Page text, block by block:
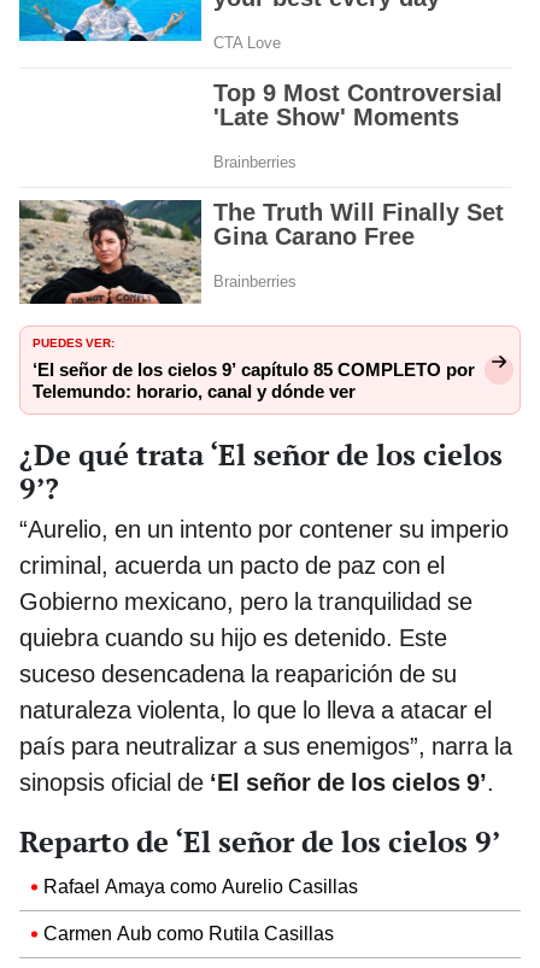
PUEDES VER:
‘El señor de los cielos 9’ capítulo 85 COMPLETO por
Telemundo: horario, canal y dónde ver
¿De qué trata ‘El señor de los cielos
9’?
“Aurelio, en un intento por contener su imperio
criminal, acuerda un pacto de paz con el
Gobierno mexicano, pero la tranquilidad se
quiebra cuando su hijo es detenido. Este
suceso desencadena la reaparición de su
naturaleza violenta, lo que lo lleva a atacar el
país para neutralizar a sus enemigos”, narra la
sinopsis oficial de ‘El señor de los cielos 9’.
Reparto de ‘El señor de los cielos 9’
Rafael Amaya como Aurelio Casillas
Carmen Aub como Rutila Casillas